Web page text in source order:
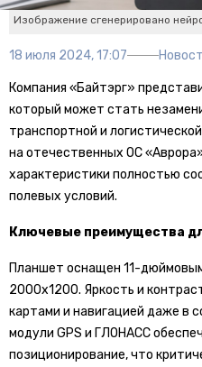
Изображение сгенерировано
18 июля 2024, 17:07
Компания «Байтэрг»
который может стать
транспортной и
на отечественных ОС
характеристики полностью
полевых условий.
Ключевые преимущества
Планшет оснащен 11-
2000х1200. Яркость и
картами и навигацией даже в
модули GPS и ГЛОНАСС
позиционирование, что